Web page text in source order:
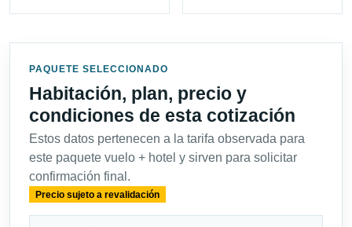
PAQUETE SELECCIONADO
Habitación, plan, precio y
condiciones de esta cotización
Estos datos pertenecen a la tarifa observada para
este paquete vuelo + hotel y sirven para solicitar
confirmación final.
Precio sujeto a revalidación